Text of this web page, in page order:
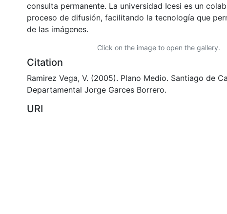
consulta permanente. La universidad Icesi es un
proceso de difusión, facilitando la tecnología que
de las imágenes.
Click on the image to open the gallery.
Citation
Ramirez Vega, V. (2005). Plano Medio. Santiago de
Departamental Jorge Garces Borrero.
URI